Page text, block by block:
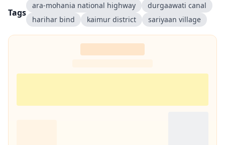
Tags
ara-mohania national highway
durgaawati canal
harihar bind
kaimur district sariyaan village